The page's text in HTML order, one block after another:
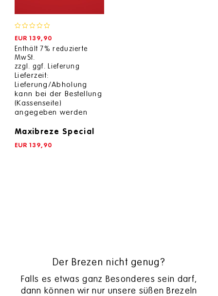
of
5
EUR 139,90
Enthält 7% reduzierte
MwSt.
zzgl. ggf. Lieferung
Lieferzeit:
Lieferung/Abholung
kann bei der Bestellung
(Kassenseite)
angegeben werden
Maxibreze Special
EUR 139,90
Der Brezen nicht genug?
Falls es etwas ganz Besonderes sein darf,
dann können wir nur unsere süßen Brezeln